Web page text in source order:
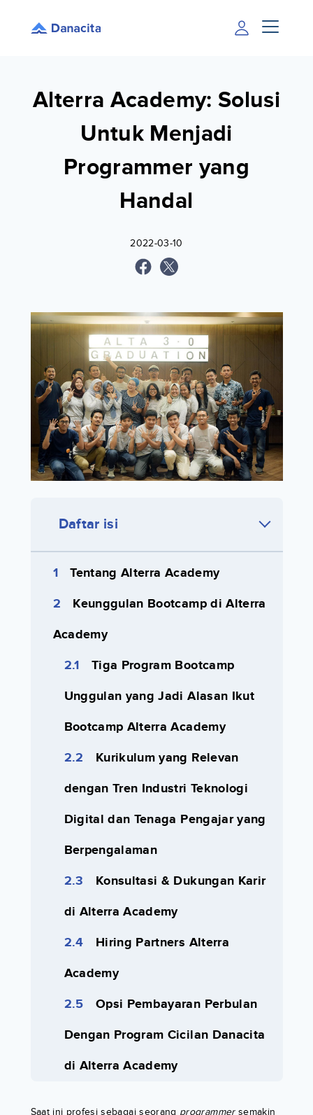
Alterra Academy: Solusi
Untuk Menjadi
Programmer yang
Handal
2022-03-10
Daftar isi
Tentang Alterra Academy
Keunggulan Bootcamp di Alterra
Academy
Tiga Program Bootcamp
Unggulan yang Jadi Alasan Ikut
Bootcamp Alterra Academy
Kurikulum yang Relevan
dengan Tren Industri Teknologi
Digital dan Tenaga Pengajar yang
Berpengalaman
Konsultasi & Dukungan Karir
di Alterra Academy
Hiring Partners Alterra
Academy
Opsi Pembayaran Perbulan
Dengan Program Cicilan Danacita
di Alterra Academy
Saat ini profesi sebagai seorang programmersemakin